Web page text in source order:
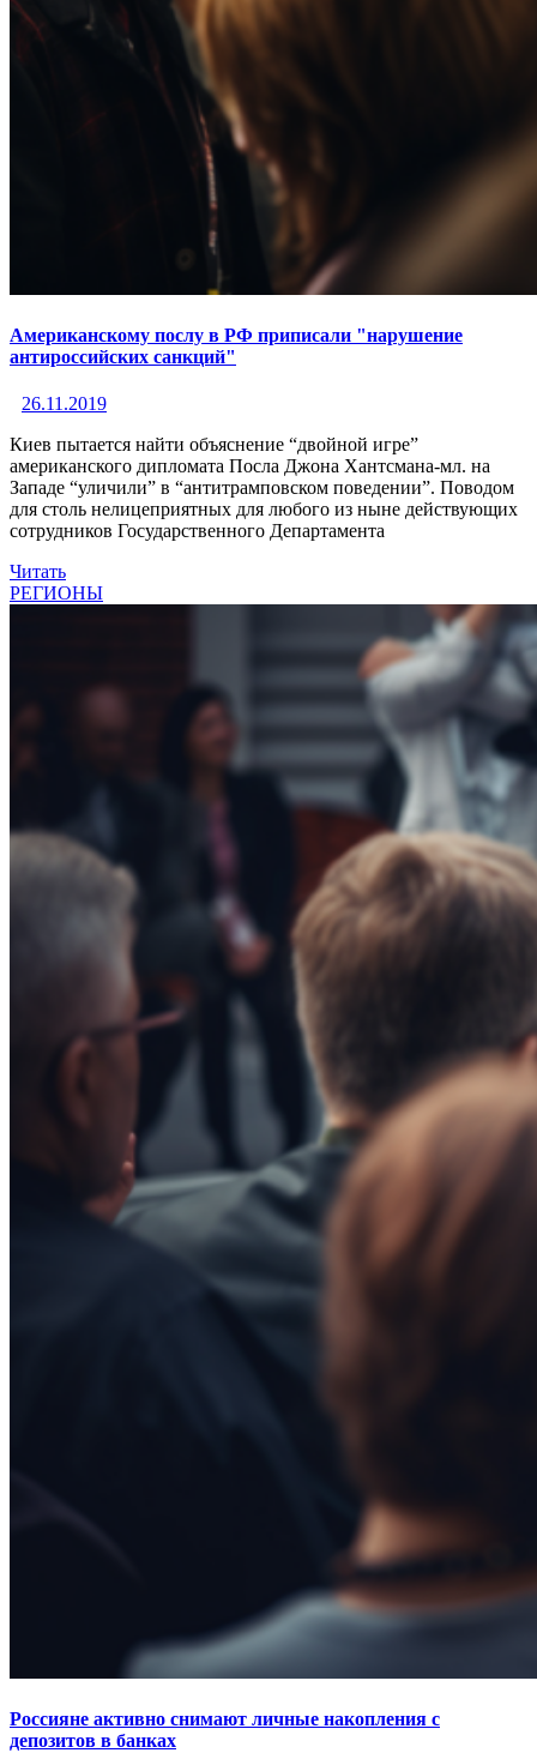
Американскому послу в РФ приписали "нарушение
антироссийских санкций"
26.11.2019
Киев пытается найти объяснение “двойной игре”
американского дипломата Посла Джона Хантсмана-мл. на
Западе “уличили” в “антитрамповском поведении”. Поводом
для столь нелицеприятных для любого из ныне действующих
сотрудников Государственного Департамента
Читать
РЕГИОНЫ
Россияне активно снимают личные накопления с
депозитов в банках